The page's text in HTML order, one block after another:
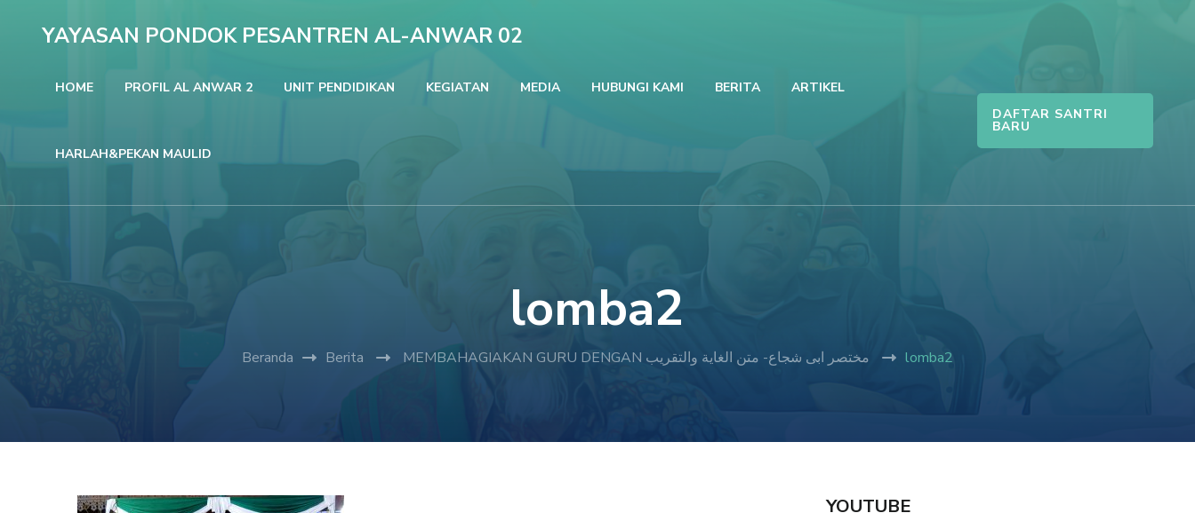
YAYASAN PONDOK PESANTREN AL-ANWAR 02
HOME PROFIL AL ANWAR 2 UNIT PENDIDIKAN KEGIATAN MEDIA HUBUNGI KAMI BERITA ARTIKEL
HARLAH&PEKAN MAULID
DAFTAR SANTRI
BARU
lomba2
Beranda Berita MEMBAHAGIAKAN GURU DENGAN مختصر ابى شجاع- متن الغاية والتقريب lomba2
YOUTUBE